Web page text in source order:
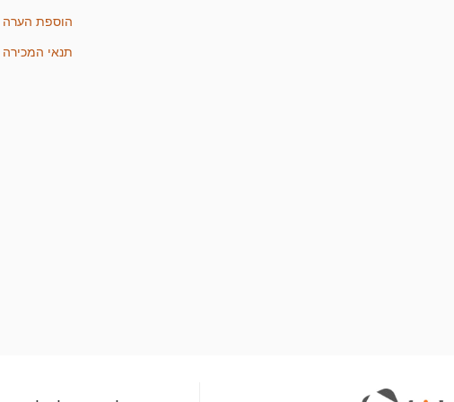
הוספת הערה
תנאי המכירה